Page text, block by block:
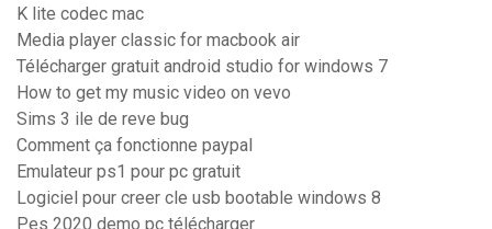
K lite codec mac
Media player classic for macbook air
Télécharger gratuit android studio for windows 7
How to get my music video on vevo
Sims 3 ile de reve bug
Comment ça fonctionne paypal
Emulateur ps1 pour pc gratuit
Logiciel pour creer cle usb bootable windows 8
Pes 2020 demo pc télécharger